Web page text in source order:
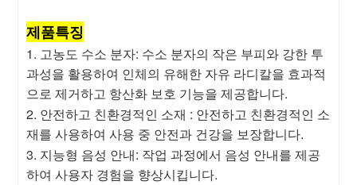
제품특징
1. 고농도 수소 분자: 수소 분자의 작은 부피와 강한 투
과성을 활용하여 인체의 유해한 자유 라디칼을 효과적
으로 제거하고 항산화 보호 기능을 제공합니다.
2. 안전하고 친환경적인 소재 : 안전하고 친환경적인 소
재를 사용하여 사용 중 안전과 건강을 보장합니다.
3. 지능형 음성 안내: 작업 과정에서 음성 안내를 제공
하여 사용자 경험을 향상시킵니다.